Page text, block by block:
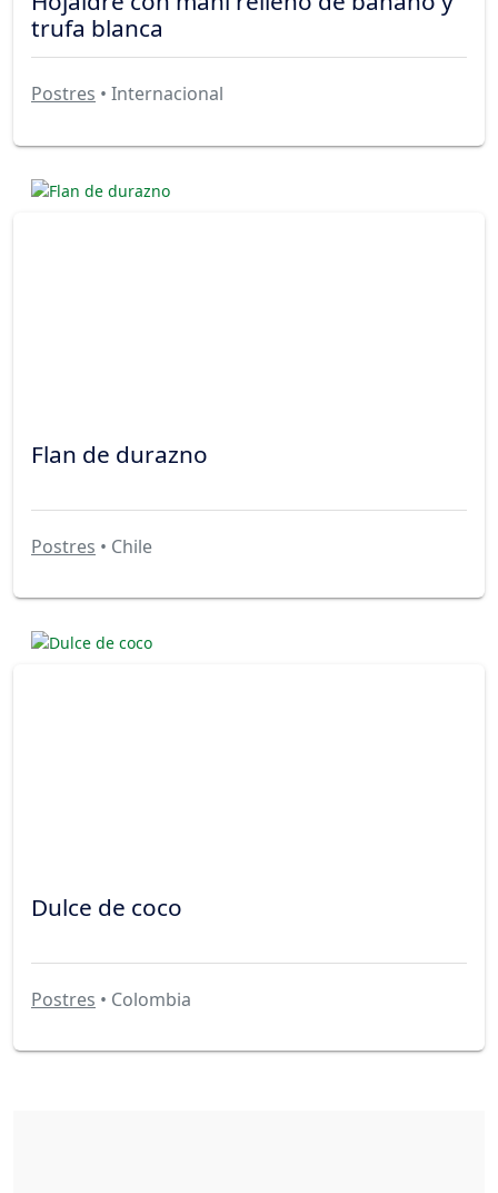
trufa blanca
Postres • Internacional
Flan de durazno
Postres • Chile
Dulce de coco
Postres • Colombia